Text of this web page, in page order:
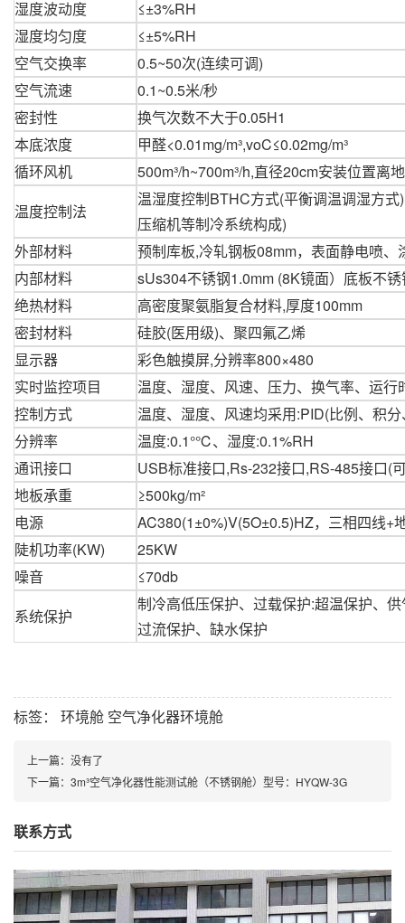
湿度波动度
≤±3%RH
湿度均匀度
≤±5%RH
空气交换率
0.5~50次(连续可调)
空气流速
0.1~0.5米/秒
密封性
换气次数不大于0.05H1
本底浓度
甲醛<0.01mg/m³,voC≤0.02mg/m³
循环风机
500m³/h~700m³/h,直径20cm安装位置离
温度控制法
温湿度控制BTHC方式(平衡调温调湿方式
压缩机等制冷系统构成)
外部材料
预制库板,冷轧钢板08mm，表面静电喷、
内部材料
sUs304不锈钢1.0mm (8K镜面）底板不
绝热材料
高密度聚氨脂复合材料,厚度100mm
密封材料
硅胶(医用级)、聚四氟乙烯
显示器
彩色触摸屏,分辨率800×480
实时监控项目
温度、湿度、风速、压力、换气率、运行
控制方式
温度、湿度、风速均采用:PID(比例、积
分辨率
温度:0.1°℃、湿度:0.1%RH
通讯接口
USB标准接口,Rs-232接口,RS-485接口(
地板承重
≥500kg/m²
电源
AC380(1±0%)V(5O±0.5)HZ，三相四线+
陡机功率(KW)
25KW
噪音
≤70db
系统保护
制冷高低压保护、过载保护:超温保护、
过流保护、缺水保护
标签： 环境舱 空气净化器环境舱
上一篇： 没有了
下一篇： 3m³空气净化器性能测试舱（不锈钢舱）型号：HYQW-3G
联系方式